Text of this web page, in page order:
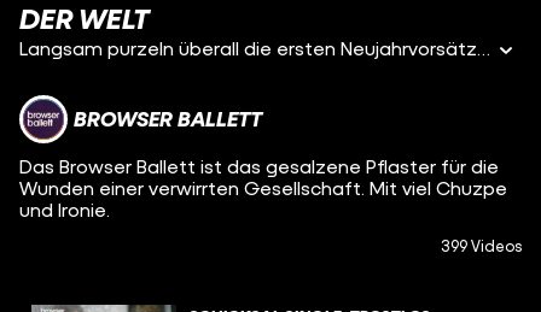
DER WELT
Langsam purzeln überall die ersten Neujahrvorsätze. Für alle, die stark bleiben wollen: Die Ratgeber von Bestseller-Autor Allen Trainn.
BROWSER BALLETT
Das Browser Ballett ist das gesalzene Pflaster für die
Wunden einer verwirrten Gesellschaft. Mit viel Chuzpe
und Ironie.
399 Videos